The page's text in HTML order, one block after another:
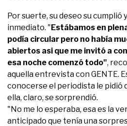
Por suerte, su deseo su cumplió
inmediato. "Estábamos en
podía circular pero no había
abiertos asi que me invitó a
esa noche comenzó todo",
aquella entrevista con GENTE.
conocerse el periodista le pidió
ella, claro, se sorprendió.
"No me lo esperaba, esa es la
anticipado que tenía una